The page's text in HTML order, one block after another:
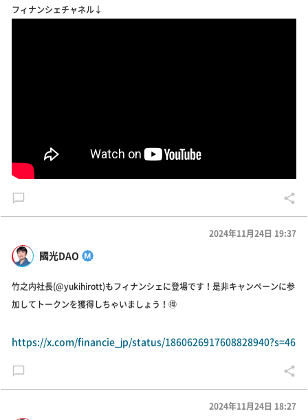
フィナンシェチャネル↓
國光DAO
2024年11月24日 19:37
竹之内社長(@yukihirott)もフィナンシェに登場です！是非キャンペーンに参
加してトークンを獲得しちゃいましょう！🉐
https://x.com/financie_jp/status/1860626917608828940?s=46
2024年11月24日 18:27